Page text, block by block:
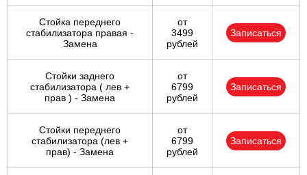
Стойка переднего
стабилизатора правая -
Замена
от
3499
рублей
Записаться
Стойки заднего
стабилизатора ( лев +
прав ) - Замена
от
6799
рублей
Записаться
Стойки переднего
стабилизатора (лев +
прав) - Замена
от
6799
рублей
Записаться